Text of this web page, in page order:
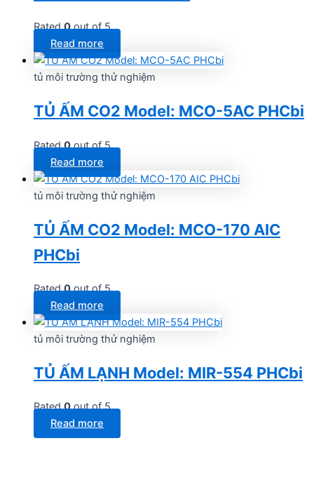
Rated0out of 5
Read more
tủ môi trường thử nghiệm
TỦ ẤM CO2 Model: MCO-5AC PHCbi
Rated0out of 5
Read more
tủ môi trường thử nghiệm
TỦ ẤM CO2 Model: MCO-170 AIC
PHCbi
Rated0out of 5
Read more
tủ môi trường thử nghiệm
TỦ ẤM LẠNH Model: MIR-554 PHCbi
Rated0out of 5
Read more